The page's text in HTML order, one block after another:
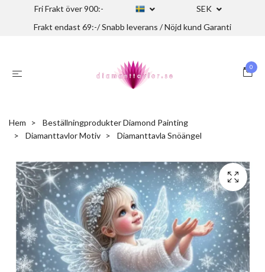
Fri Frakt över 900:-
SEK
Frakt endast 69:-/ Snabb leverans / Nöjd kund Garanti
0
Hem
Beställningprodukter Diamond Painting
Diamanttavlor Motiv
Diamanttavla Snöängel